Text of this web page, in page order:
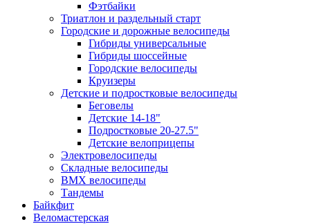
Фэтбайки
Триатлон и раздельный старт
Городские и дорожные велосипеды
Гибриды универсальные
Гибриды шоссейные
Городские велосипеды
Круизеры
Детские и подростковые велосипеды
Беговелы
Детские 14-18"
Подростковые 20-27.5"
Детские велоприцепы
Электровелосипеды
Складные велосипеды
BMX велосипеды
Тандемы
Байкфит
Веломастерская